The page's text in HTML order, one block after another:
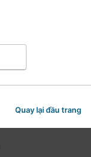
Quay lại đầu trang